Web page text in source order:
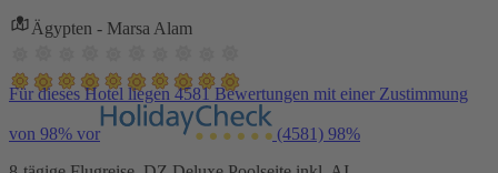
Ägypten - Marsa Alam
Für dieses Hotel liegen 4581 Bewertungen mit einer Zustimmung
von 98% vor (4581) 98%